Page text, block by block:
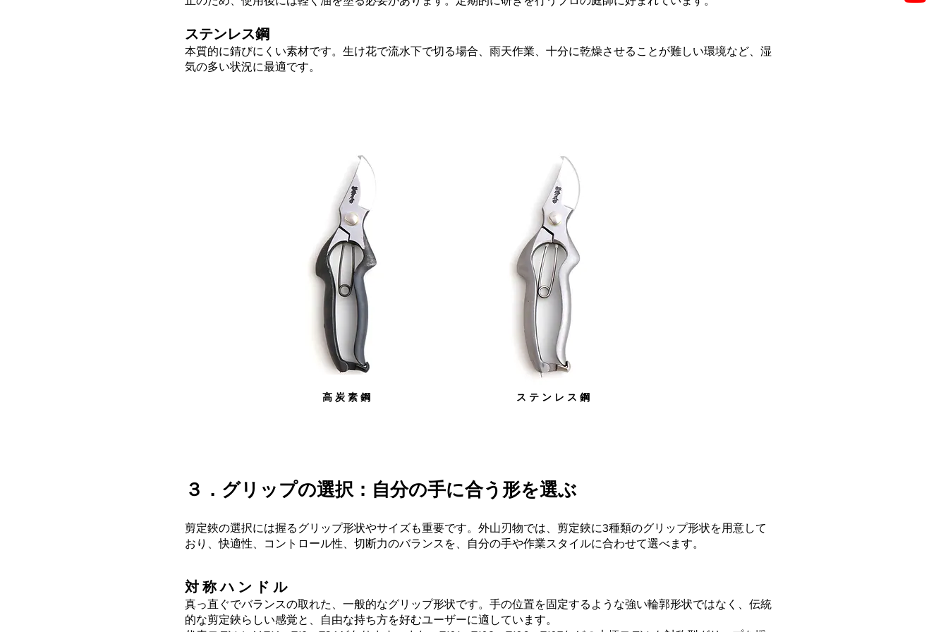
ステンレス鋼
本質的に錆びにくい素材です。生け花で流水下で切る場合、雨天作業、十分に乾燥させることが難しい環境など、湿
気の多い状況に最適です。
高 炭 素 鋼 ​ス テ ン レ ス 鋼
３．グリップの選択：自分の手に合う形を選ぶ
剪定鋏の選択には握るグリップ形状やサイズも重要です。外山刃物では、剪定鋏に3種類のグリップ形状を用意して
おり、快適性、コントロール性、切断力のバランスを、自分の手や作業スタイルに合わせて選べます。
対 称 ハ ン ド ル
真っ直ぐでバランスの取れた、一般的なグリップ形状です。手の位置を固定するような強い輪郭形状ではなく、伝統
的な剪定鋏らしい感覚と、自由な持ち方を好むユーザーに適しています。